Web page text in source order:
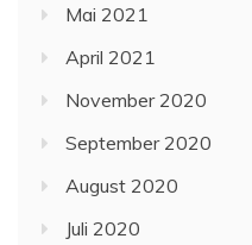
Mai 2021
April 2021
November 2020
September 2020
August 2020
Juli 2020